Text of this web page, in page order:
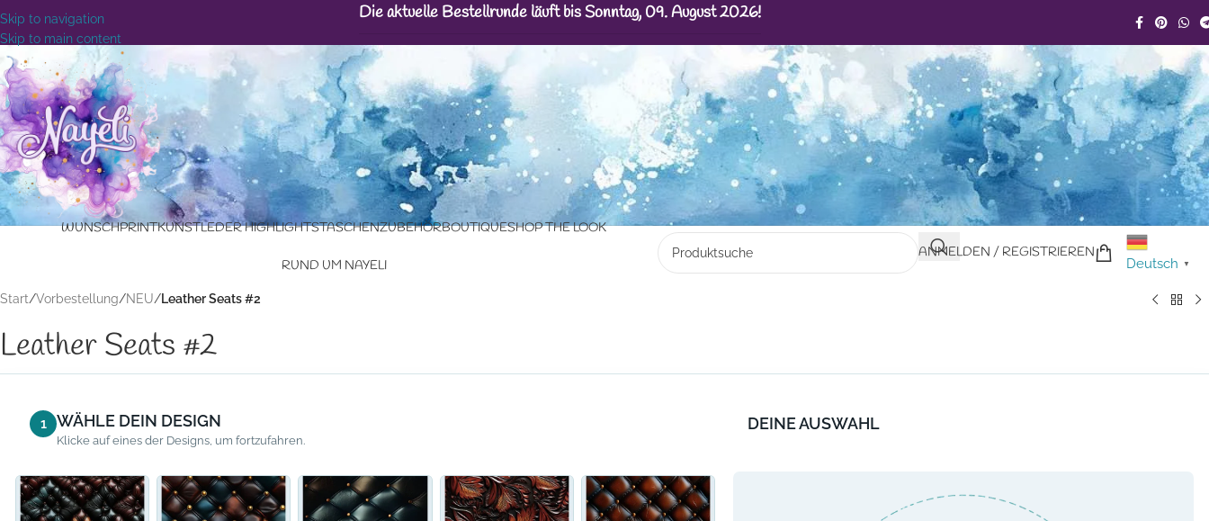
Skip to navigation
Skip to main content
Die aktuelle Bestellrunde läuft bis Sonntag, 09. August 2026!
WUNSCHPRINTKUNSTLEDER HIGHLIGHTSTASCHENZUBEHÖRBOUTIQUESHOP THE LOOK
RUND UM NAYELI
ANMELDEN / REGISTRIEREN
Deutsch ▼
Start/Vorbestellung/NEU/Leather Seats #2
Leather Seats #2
1 WÄHLE DEIN DESIGN
Klicke auf eines der Designs, um fortzufahren.
DEINE AUSWAHL